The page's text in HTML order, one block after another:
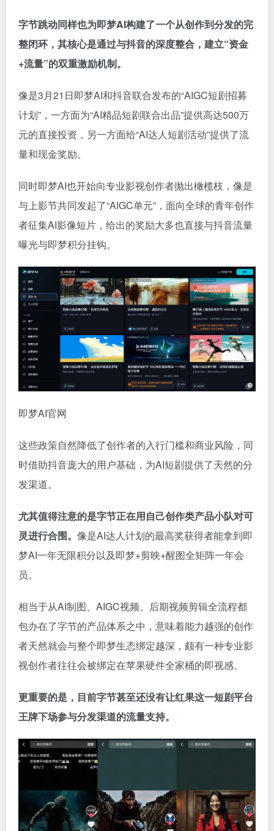
字节跳动同样也为即梦AI构建了一个从创作到分发的完
整闭环，其核心是通过与抖音的深度整合，建立“资金
+流量”的双重激励机制。
像是3月21日即梦AI和抖音联合发布的“AIGC短剧招募
计划”，一方面为“AI精品短剧联合出品”提供高达500万
元的直接投资，另一方面给“AI达人短剧活动”提供了流
量和现金奖励。
同时即梦AI也开始向专业影视创作者抛出橄榄枝，像是
与上影节共同发起了“AIGC单元”，面向全球的青年创作
者征集AI影像短片，给出的奖励大多也直接与抖音流量
曝光与即梦积分挂钩。
即梦AI官网
这些政策自然降低了创作者的入行门槛和商业风险，同
时借助抖音庞大的用户基础，为AI短剧提供了天然的分
发渠道。
尤其值得注意的是字节正在用自己创作类产品小队对可
灵进行合围。 像是AI达人计划的最高奖获得者能拿到即
梦AI一年无限积分以及即梦+剪映+醒图全矩阵一年会
员。
相当于从AI制图、AIGC视频、后期视频剪辑全流程都
包办在了字节的产品体系之中，意味着能力越强的创作
者天然就会与整个即梦生态绑定越深，颇有一种专业影
视创作者往往会被绑定在苹果硬件全家桶的即视感。
更重要的是，目前字节甚至还没有让红果这一短剧平台
王牌下场参与分发渠道的流量支持。